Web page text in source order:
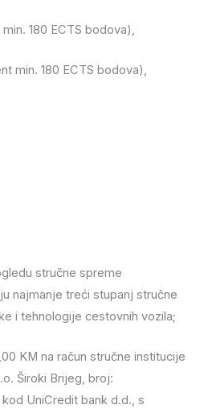
180 ECTS bodova),
min. 180 ECTS bodova),
stručne spreme
najmanje treći stupanj stručne
i tehnologije cestovnih vozila;
KM na račun stručne institucije
Široki Brijeg, broj:
kod UniCredit bank d.d., s